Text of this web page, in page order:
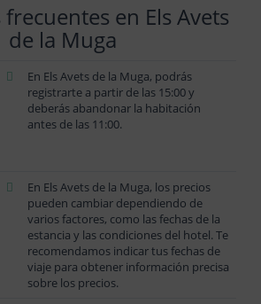
en Els Avets
de la Muga
En Els Avets de la Muga, podrás
registrarte a partir de las 15:00 y
deberás abandonar la habitación
antes de las 11:00.
En Els Avets de la Muga, los precios
pueden cambiar dependiendo de
varios factores, como las fechas de la
estancia y las condiciones del hotel. Te
recomendamos indicar tus fechas de
viaje para obtener información precisa
sobre los precios.